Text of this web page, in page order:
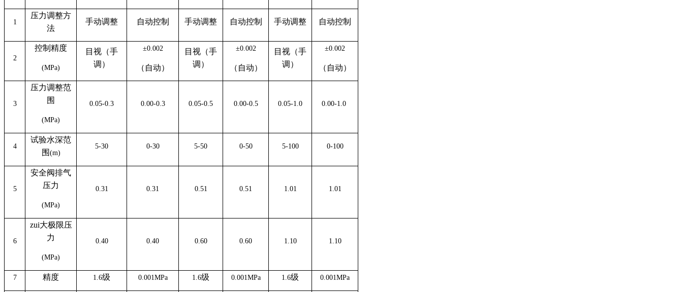
1
压力调整方
法
手动调整 自动控制 手动调整 自动控制 手动调整 自动控制
2
控制精度
(MPa)
目视（手
调）
±0.002
（自动）
目视（手
调）
±0.002
（自动）
目视（手
调）
±0.002
（自动）
3
压力调整范
围
(MPa)
0.05-0.3 0.00-0.3 0.05-0.5 0.00-0.5 0.05-1.0 0.00-1.0
4
试验水深范
围 (m)
5-30 0-30 5-50 0-50 5-100 0-100
5
安全阀排气
压力
(MPa)
0.31 0.31 0.51 0.51 1.01 1.01
6
zui大极限压
力
(MPa)
0.40 0.40 0.60 0.60 1.10 1.10
7 精度 1.6级 0.001MPa 1.6级 0.001MPa 1.6级 0.001MPa